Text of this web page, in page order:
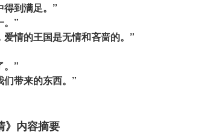
得到满足。”
。”
情的王国是无情和吝啬的。”
。”
带来的东西。”
》内容摘要